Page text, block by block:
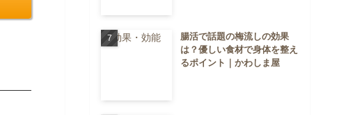
腸活で話題の梅流しの効果
は？優しい食材で身体を整え
るポイント｜かわしま屋